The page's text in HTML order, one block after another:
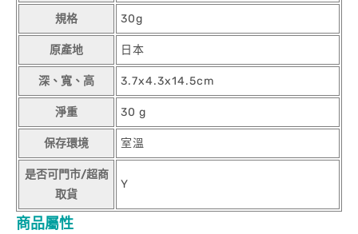
規格 30g
原產地 日本
深、寬、高 3.7x4.3x14.5cm
淨重 30 g
保存環境 室溫
是否可門市/超商
取貨
Y
商品屬性